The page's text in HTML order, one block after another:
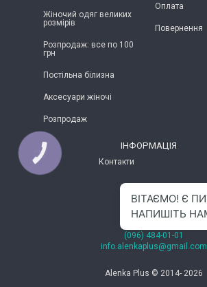
Жіночий одяг великих
розмірів
Розпродаж: все по 100
грн
Постільна білизна
Аксесуари жіночі
Розпродаж
Оплата
Повернення
ІНФОРМАЦІЯ
Контакти
(096) 484-01-01
info.alenkaplus@gmail.com
Alenka Plus © 2014- 2026
КНОПКА
ЗВ'ЯЗКУ